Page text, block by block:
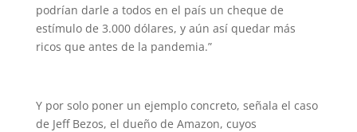
podrían darle a todos en el país un cheque de
estímulo de 3.000 dólares, y aún así quedar más
ricos que antes de la pandemia.”
Y por solo poner un ejemplo concreto, señala el caso
de Jeff Bezos, el dueño de Amazon, cuyos